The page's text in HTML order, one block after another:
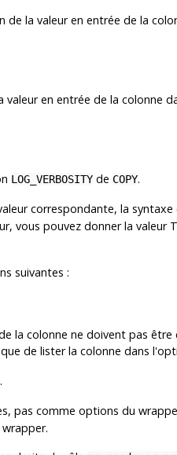
la valeur en entrée de la
en entrée de la colonne
LOG_VERBOSITY de COPY.
correspondante, la
vous pouvez donner la valeur
suivantes :
la colonne ne doivent pas
de lister la colonne dans
pas comme options du